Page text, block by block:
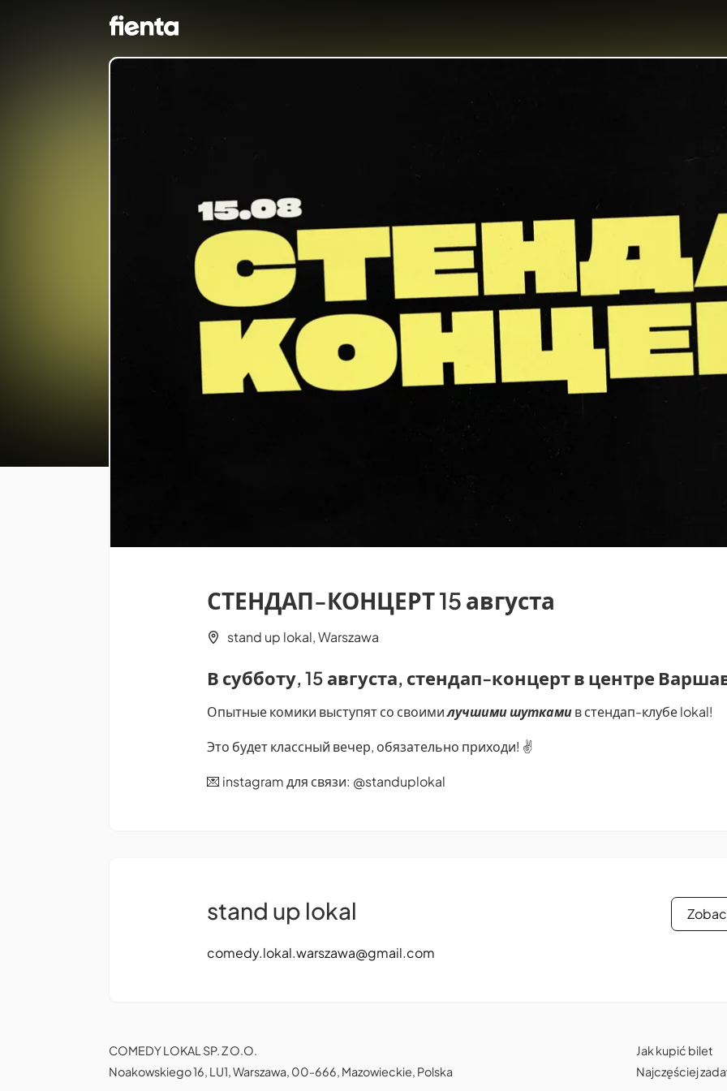
СТЕНДАП-КОНЦЕРТ 15 августа
stand up lokal, Warszawa
В субботу, 15 августа, стендап-концерт в центре
Опытные комики выступят со своимилучшими шуткамив стендап-клубе lokal!
Это будет классный вечер, обязательно приходи! ✌️
💌 instagram для связи: @standuplokal
stand up lokal
comedy.lokal.warszawa@gmail.com
COMEDY LOKAL SP. Z O.O.
Noakowskiego 16, LU1, Warszawa, 00-666, Mazowieckie, Polska
Jak kupić bilet
Najczęściej